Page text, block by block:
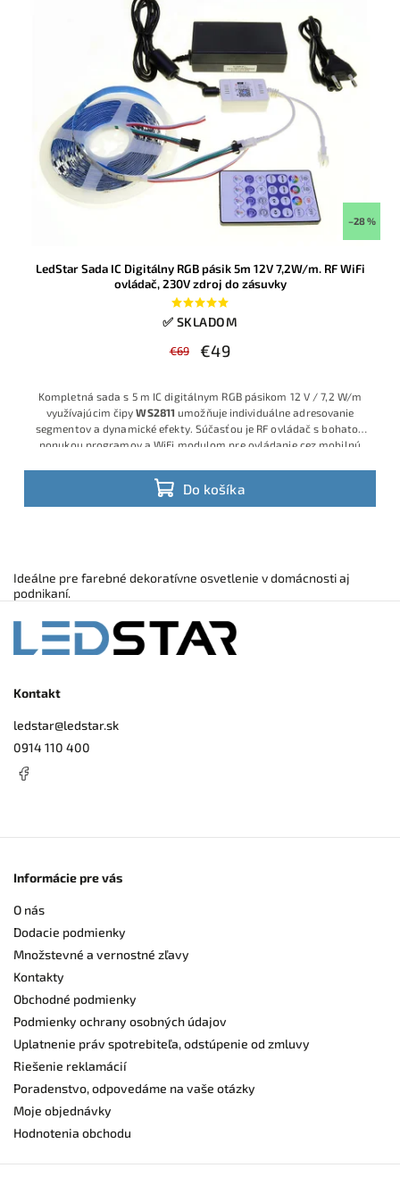
–28 %
LedStar Sada IC Digitálny RGB pásik 5m 12V 7,2W/m. RF WiFi
ovládač, 230V zdroj do zásuvky
✅ SKLADOM
€69 €49
Do košíka
Kompletná sada s 5 m IC digitálnym RGB pásikom 12 V / 7,2 W/m
využívajúcim čipyWS2811 umožňuje individuálne adresovanie
segmentov a dynamické efekty. Súčasťou je RF ovládač s bohatou
ponukou programov a WiFi modulom pre ovládanie cez mobilnú
žiadne dodatočné komponenty
Ideálne pre farebné dekoratívne osvetlenie v domácnosti aj
podnikaní.
Kontakt
ledstar@ledstar.sk
0914 110 400
Informácie pre vás
O nás
Dodacie podmienky
Množstevné a vernostné zľavy
Kontakty
Obchodné podmienky
Podmienky ochrany osobných údajov
Uplatnenie práv spotrebiteľa, odstúpenie od zmluvy
Riešenie reklamácií
Poradenstvo, odpovedáme na vaše otázky
Moje objednávky
Hodnotenia obchodu